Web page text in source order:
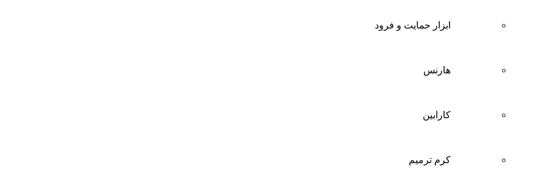
ابزار حمایت و فرود
هارنس
کارابین
کرم ترمیم